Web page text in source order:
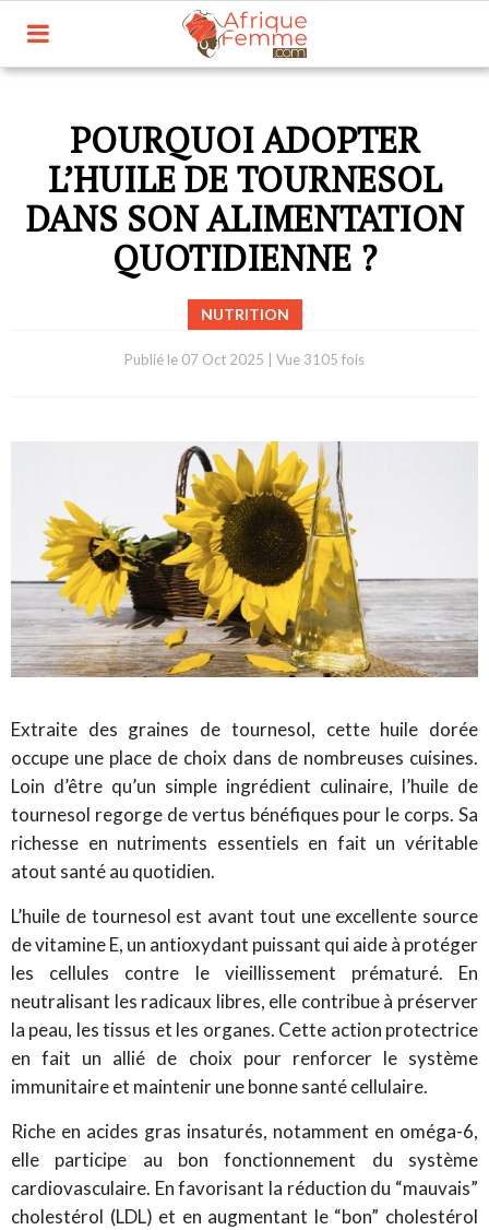
POURQUOI ADOPTER
L’HUILE DE TOURNESOL
DANS SON ALIMENTATION
QUOTIDIENNE ?
NUTRITION
Publié le 07 Oct 2025 Vue 3105 fois
Extraite des graines de tournesol, cette huile dorée
occupe une place de choix dans de nombreuses cuisines.
Loin d’être qu’un simple ingrédient culinaire, l’huile de
tournesol regorge de vertus bénéfiques pour le corps. Sa
richesse en nutriments essentiels en fait un véritable
atout santé au quotidien.
L’huile de tournesol est avant tout une excellente source
de vitamine E, un antioxydant puissant qui aide à protéger
les cellules contre le vieillissement prématuré. En
neutralisant les radicaux libres, elle contribue à préserver
la peau, les tissus et les organes. Cette action protectrice
en fait un allié de choix pour renforcer le système
immunitaire et maintenir une bonne santé cellulaire.
Riche en acides gras insaturés, notamment en oméga-6,
elle participe au bon fonctionnement du système
cardiovasculaire. En favorisant la réduction du “mauvais”
cholestérol (LDL) et en augmentant le “bon” cholestérol